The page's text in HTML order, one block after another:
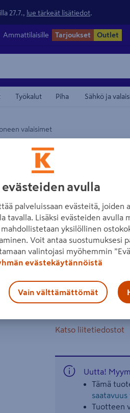
27.7., lue tärkeät lisätiedot
Ammattilaisille Tarjoukset Outlet
Työkalut Piha Sähkö ja
valaisimet
Led-
kulmakääntö
Nopeasti ja helposti
Valonauhassa on
on kulmakääntö.
F
Katso liitetiedostot
Uutta!
Tämä
saatavuus
Tuotteen
evästeiden avulla
palveluissaan evästeitä, joiden
tavalla. Lisäksi evästeiden avulla
yksilöllinen
Voit antaa suostumuksesi
valintojasi myöhemmin
evästekäytännöistä
Vain välttämättömät